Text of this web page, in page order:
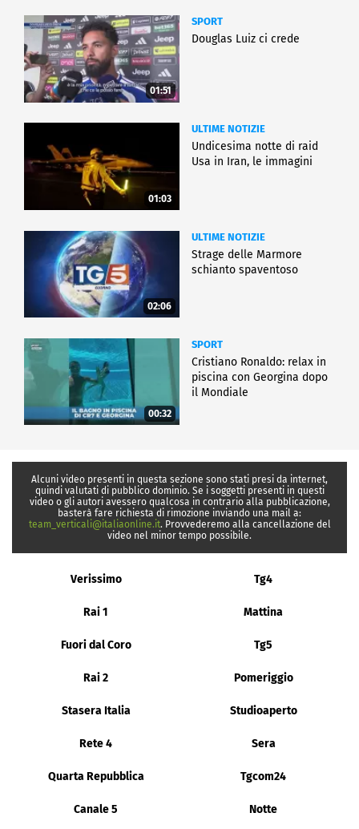
01:51
SPORT
Douglas Luiz ci crede
01:03
ULTIME NOTIZIE
Undicesima notte di raid
Usa in Iran, le immagini
02:06
ULTIME NOTIZIE
Strage delle Marmore
schianto spaventoso
00:32
SPORT
Cristiano Ronaldo: relax in
piscina con Georgina dopo
il Mondiale
Alcuni video presenti in questa sezione sono stati presi da internet,
quindi valutati di pubblico dominio. Se i soggetti presenti in questi
video o gli autori avessero qualcosa in contrario alla pubblicazione,
basterà fare richiesta di rimozione inviando una mail a:
team_verticali@italiaonline.it. Provvederemo alla cancellazione del
video nel minor tempo possibile.
Verissimo Tg4
Rai 1 Mattina
Fuori dal Coro Tg5
Rai 2 Pomeriggio
Stasera Italia Studioaperto
Rete 4 Sera
Quarta Repubblica Tgcom24
Canale 5 Notte